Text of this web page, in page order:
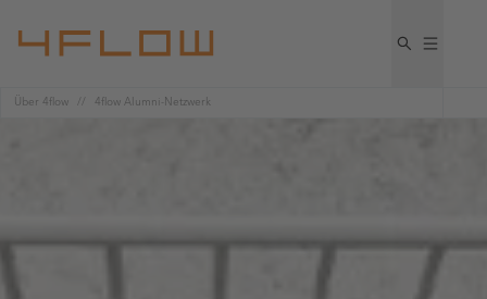
Über 4flow 4flow Alumni-Netzwerk